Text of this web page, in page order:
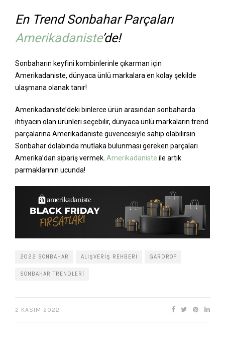
En Trend Sonbahar Parçaları
Amerikadaniste’de!
Sonbaharın keyfini kombinlerinle çıkarman için
Amerikadaniste, dünyaca ünlü markalara en kolay şekilde
ulaşmana olanak tanır!
Amerikadaniste’deki binlerce ürün arasından sonbaharda
ihtiyacın olan ürünleri seçebilir, dünyaca ünlü markaların trend
parçalarına Amerikadaniste güvencesiyle sahip olabilirsin.
Sonbahar dolabında mutlaka bulunması gereken parçaları
Amerika’dan sipariş vermek, Amerikadaniste ile artık
parmaklarının ucunda!
2022 SONBAHAR ALIŞVERIŞ REHBERI GARDROP
SONBAHAR TRENDLERI
2 KASIM 2022